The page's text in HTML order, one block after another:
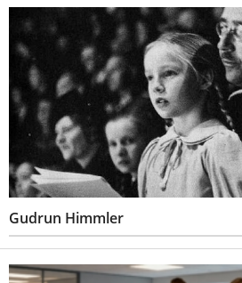
Gudrun Himmler